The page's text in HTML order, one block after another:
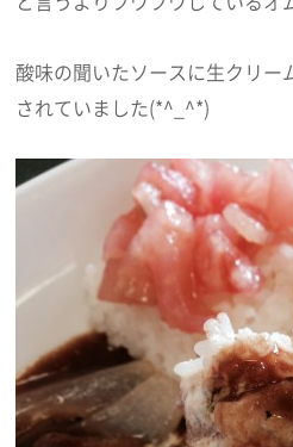
酸味の聞いたソースに生クリー
されていました(*^_^*)